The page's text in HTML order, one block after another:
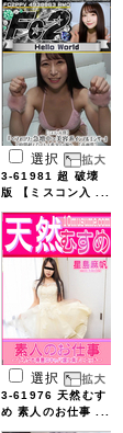
選択
3-61981 超 破壊
版 【ミスコン入 ...
選択
3-61976 天然むす
め 素人のお仕事 ...